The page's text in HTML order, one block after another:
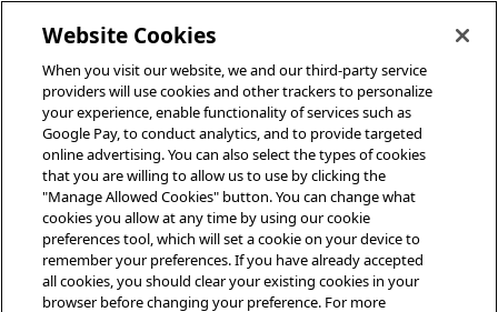
Website Cookies
When you visit our website, we and our third-party service
providers will use cookies and other trackers to personalize
your experience, enable functionality of services such as
Google Pay, to conduct analytics, and to provide targeted
online advertising. You can also select the types of cookies
that you are willing to allow us to use by clicking the
"Manage Allowed Cookies" button. You can change what
cookies you allow at any time by using our cookie
preferences tool, which will set a cookie on your device to
remember your preferences. If you have already accepted
all cookies, you should clear your existing cookies in your
browser before changing your preference. For more